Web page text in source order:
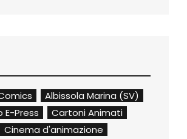
Albissola Marina (SV)
E-Press
Cartoni Animati
Cinema d'animazione